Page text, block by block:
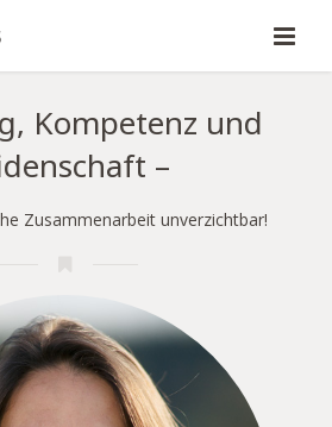
Kompetenz und
–
Zusammenarbeit unverzichtbar!